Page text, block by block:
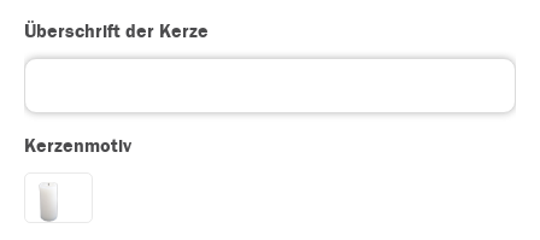
Überschrift der Kerze
Kerzenmotiv